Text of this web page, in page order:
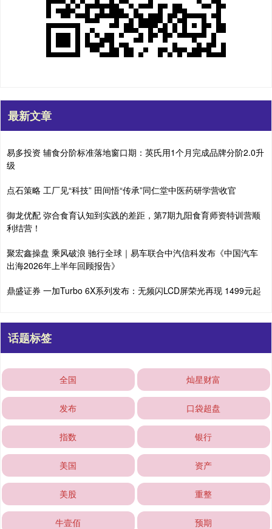
最新文章
易多投资 辅食分阶标准落地窗口期：英氏用1个月完成品牌分阶2.0升
级
点石策略 工厂见“科技” 田间悟“传承”同仁堂中医药研学营收官
御龙优配 弥合食育认知到实践的差距，第7期九阳食育师资特训营顺
利结营！
聚宏鑫操盘 乘风破浪 驰行全球｜易车联合中汽信科发布《中国汽车
出海2026年上半年回顾报告》
鼎盛证券 一加Turbo 6X系列发布：无频闪LCD屏荣光再现 1499元起
话题标签
全国 灿星财富
发布 口袋超盘
指数 银行
美国 资产
美股 重整
牛壹佰 预期